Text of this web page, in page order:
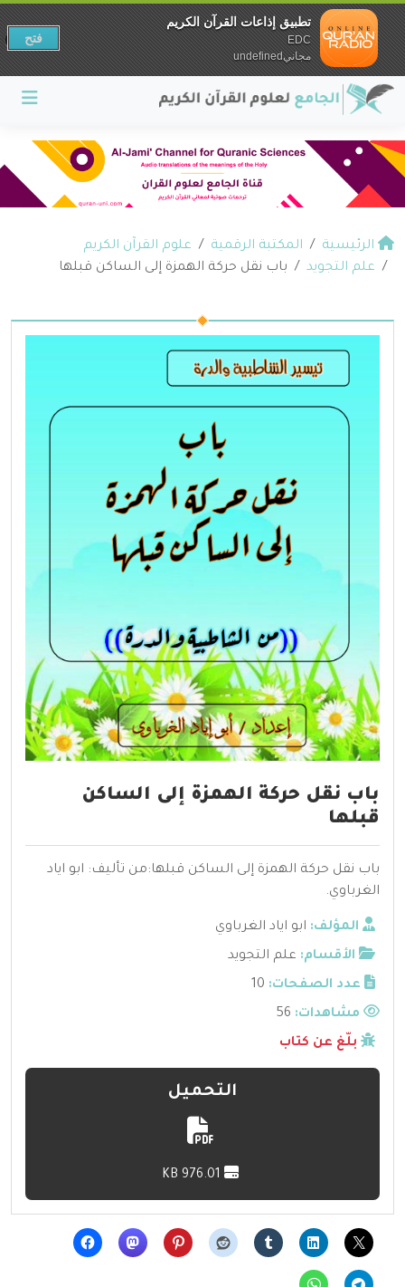
الرئيسية المكتبة الرقمية
علوم القرآن الكريم
علم التجويد
باب نقل حركة الهمزة إلى الساكن قبلها
باب نقل حركة الهمزة إلى الساكن
قبلها
باب نقل حركة الهمزة إلى الساكن قبلها:من تأليف: ابو اياد
الغرباوي.
المؤلف: ابو اياد الغرباوي
الأقسام: علم التجويد
عدد الصفحات: 10
مشاهدات:
بلّغ عن كتاب
التحميل
تطبيق إذاعات القرآن الكريم
EDC
مجانيundefined
فتح